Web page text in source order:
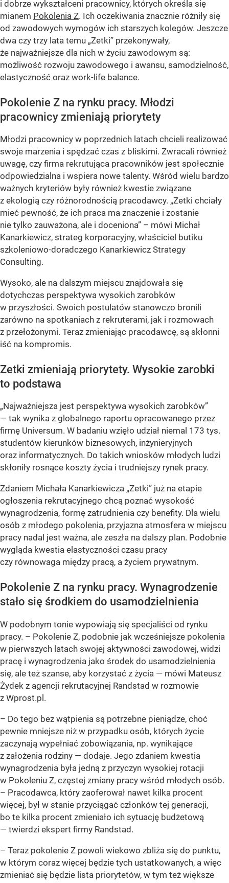
i dobrze wykształceni pracownicy, których określa się
mianem Pokolenia Z. Ich oczekiwania znacznie różniły się
od zawodowych wymogów ich starszych kolegów. Jeszcze
dwa czy trzy lata temu „Zetki” przekonywały,
że najważniejsze dla nich w życiu zawodowym są:
możliwość rozwoju zawodowego i awansu, samodzielność,
elastyczność oraz work-life balance.
Pokolenie Z na rynku pracy. Młodzi
pracownicy zmieniają priorytety
Młodzi pracownicy w poprzednich latach chcieli realizować
swoje marzenia i spędzać czas z bliskimi. Zwracali również
uwagę, czy firma rekrutująca pracowników jest społecznie
odpowiedzialna i wspiera nowe talenty. Wśród wielu bardzo
ważnych kryteriów były również kwestie związane
z ekologią czy różnorodnością pracodawcy. „Zetki chciały
mieć pewność, że ich praca ma znaczenie i zostanie
nie tylko zauważona, ale i doceniona” – mówi Michał
Kanarkiewicz, strateg korporacyjny, właściciel butiku
szkoleniowo-doradczego Kanarkiewicz Strategy
Consulting.
Wysoko, ale na dalszym miejscu znajdowała się
dotychczas perspektywa wysokich zarobków
w przyszłości. Swoich postulatów stanowczo bronili
zarówno na spotkaniach z rekruterami, jak i rozmowach
z przełożonymi. Teraz zmieniając pracodawcę, są skłonni
iść na kompromis.
Zetki zmieniają priorytety. Wysokie zarobki
to podstawa
„Najważniejsza jest perspektywa wysokich zarobków”
— tak wynika z globalnego raportu opracowanego przez
firmę Universum. W badaniu wzięło udział niemal 173 tys.
studentów kierunków biznesowych, inżynieryjnych
oraz informatycznych. Do takich wniosków młodych ludzi
skłoniły rosnące koszty życia i trudniejszy rynek pracy.
Zdaniem Michała Kanarkiewicza „Zetki” już na etapie
ogłoszenia rekrutacyjnego chcą poznać wysokość
wynagrodzenia, formę zatrudnienia czy benefity. Dla wielu
osób z młodego pokolenia, przyjazna atmosfera w miejscu
pracy nadal jest ważna, ale zeszła na dalszy plan. Podobnie
wygląda kwestia elastyczności czasu pracy
czy równowaga między pracą, a życiem prywatnym.
Pokolenie Z na rynku pracy. Wynagrodzenie
stało się środkiem do usamodzielnienia
W podobnym tonie wypowiają się specjaliści od rynku
pracy. – Pokolenie Z, podobnie jak wcześniejsze pokolenia
w pierwszych latach swojej aktywności zawodowej, widzi
pracę i wynagrodzenia jako środek do usamodzielnienia
się, ale też szanse, aby korzystać z życia — mówi Mateusz
Żydek z agencji rekrutacyjnej Randstad w rozmowie
z Wprost.pl.
– Do tego bez wątpienia są potrzebne pieniądze, choć
pewnie mniejsze niż w przypadku osób, których życie
zaczynają wypełniać zobowiązania, np. wynikające
z założenia rodziny — dodaje. Jego zdaniem kwestia
wynagrodzenia była jedną z przyczyn wysokiej rotacji
w Pokoleniu Z, częstej zmiany pracy wśród młodych osób.
– Pracodawca, który zaoferował nawet kilka procent
więcej, był w stanie przyciągać członków tej generacji,
bo te kilka procent zmieniało ich sytuację budżetową
— twierdzi ekspert firmy Randstad.
– Teraz pokolenie Z powoli wiekowo zbliża się do punktu,
w którym coraz więcej będzie tych ustatkowanych, a więc
zmieniać się będzie lista priorytetów, w tym też większe